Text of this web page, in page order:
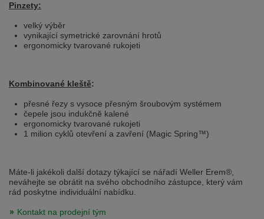
Wir haben erkannt, dass ihr Browser eine andere Sprache als die derzeit
angezeigte bevorzugt. Diese Webseite ist auch auf Deutsch verfügbar.
Zur deutschen Version wechseln
Váš prohlížeč se zdá být v jiném jazyce, než je právě používaný jazyk. Tato
stránka je k dispozici také v angličtině. Přejete si přepnout na anglickou
verzi?
We have detected, that your browser prefers another language than the
selected one. This website is also available in English. Would you like to
switch to the English version?
Pinzety:
velký výběr
vynikající symetrické zarovnání hrotů
ergonomicky tvarované rukojeti
Kombinované kleště:
přesné řezy s vysoce přesným šroubovým systémem
čepele jsou indukčně kalené
ergonomicky tvarované rukojeti
1 milion cyklů otevření a zavření (Magic Spring™)
Máte-li jakékoli další dotazy týkající se nářadí Weller Erem®,
neváhejte se obrátit na svého obchodního zástupce, který vám
rád poskytne individuální nabídku.
Kontakt na prodejní tým